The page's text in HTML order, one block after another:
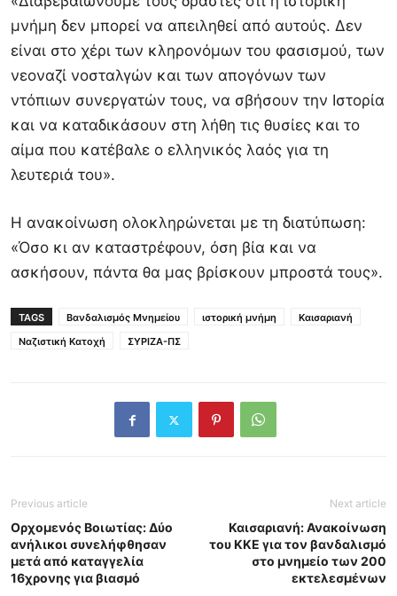
μνήμη δεν μπορεί να απειληθεί από αυτούς. Δεν
είναι στο χέρι των κληρονόμων του φασισμού, των
νεοναζί νοσταλγών και των απογόνων των
ντόπιων συνεργατών τους, να σβήσουν την Ιστορία
και να καταδικάσουν στη λήθη τις θυσίες και το
αίμα που κατέβαλε ο ελληνικός λαός για τη
λευτεριά του».
Η ανακοίνωση ολοκληρώνεται με τη διατύπωση:
«Όσο κι αν καταστρέφουν, όση βία και να
ασκήσουν, πάντα θα μας βρίσκουν μπροστά τους».
TAGS Βανδαλισμός Μνημείου ιστορική μνήμη
Καισαριανή
Ναζιστική Κατοχή
ΣΥΡΙΖΑ-ΠΣ
Previous article
Ορχομενός Βοιωτίας: Δύο
ανήλικοι συνελήφθησαν
μετά από καταγγελία
16χρονης για βιασμό
Next article
Καισαριανή: Ανακοίνωση
του ΚΚΕ για τον βανδαλισμό
στο μνημείο των 200
εκτελεσμένων